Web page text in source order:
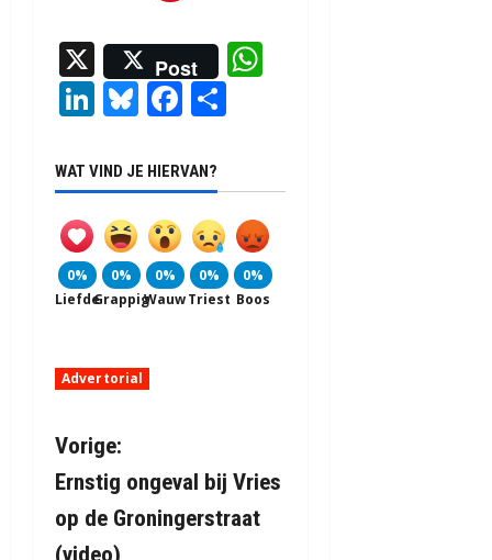
X Post
LinkedIn
Bluesky
Facebook
WAT VIND JE HIERVAN?
0%
Liefde
0%
Grappig
0%
Wauw
0%
Triest
0%
Boos
Advertorial
B
e
r
Vorige:
Ernstig ongeval bij Vries
op de Groningerstraat